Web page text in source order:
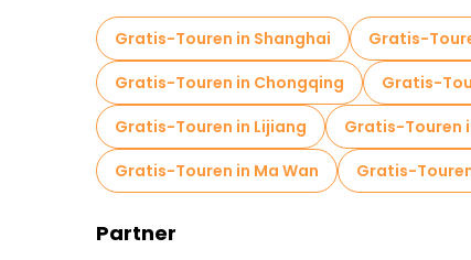
Gratis-Touren in Shanghai Gratis-
Gratis-Touren in Chongqing
Gratis-
Gratis-Touren in Lijiang
Gratis-Touren
Gratis-Touren in Ma Wan
Gratis-
Partner